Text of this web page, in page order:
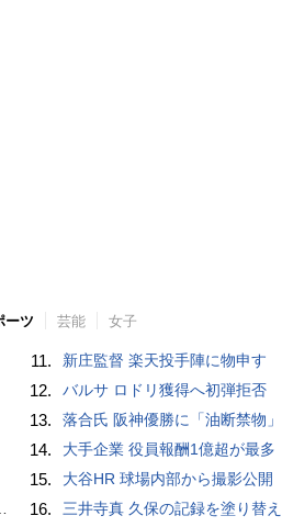
ーツ 芸能 女子
11. 新庄監督 楽天投手陣に物申す
12. バルサ ロドリ獲得へ初弾拒否
13. 落合氏 阪神優勝に「油断禁物」
14. 大手企業 役員報酬1億超が最多
15. 大谷HR 球場内部から撮影公開
16. 三井寺真 久保の記録を塗り替え